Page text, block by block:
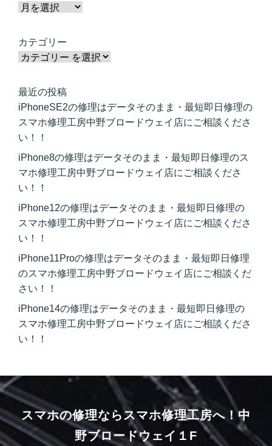
カテゴリー
最近の投稿
iPhoneSE2の修理はデータそのまま・最短即日修理の
スマホ修理工房中野ブロードウェイ店にご相談くださ
い！！
iPhone8の修理はデータそのまま・最短即日修理のス
マホ修理工房中野ブロードウェイ店にご相談くださ
い！！
iPhone12の修理はデータそのまま・最短即日修理の
スマホ修理工房中野ブロードウェイ店にご相談くださ
い！！
iPhone11Proの修理はデータそのまま・最短即日修理
のスマホ修理工房中野ブロードウェイ店にご相談くだ
さい！！
iPhone14の修理はデータそのまま・最短即日修理の
スマホ修理工房中野ブロードウェイ店にご相談くださ
い！！
スマホの修理ならスマホ修理工房へ！中
野ブロードウェイ１F